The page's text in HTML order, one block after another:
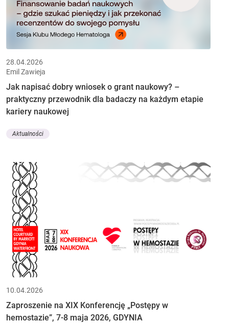
28.04.2026
Emil Zawieja
Jak napisać dobry wniosek o grant naukowy? –
praktyczny przewodnik dla badaczy na każdym etapie
kariery naukowej
Aktualności
10.04.2026
Zaproszenie na XIX Konferencję „Postępy w
hemostazie”, 7-8 maja 2026, GDYNIA